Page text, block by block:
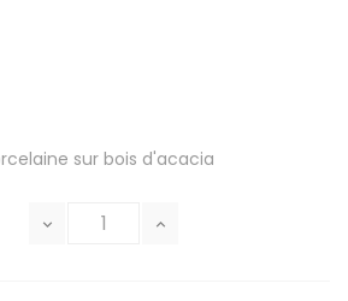
sur bois d'acacia